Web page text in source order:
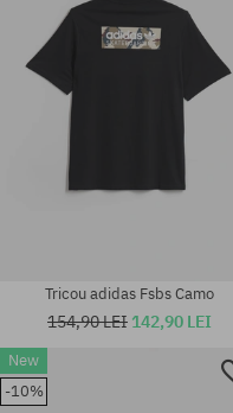
1/3; 46; 46 2/3; 47 1/3
Mărimi existente:
42; 42 2/3; 43 1/3; 44; 45 1/3;
Tricou adidas Fsbs Camo
154,90 LEI 142,90 LEI
New
-10%